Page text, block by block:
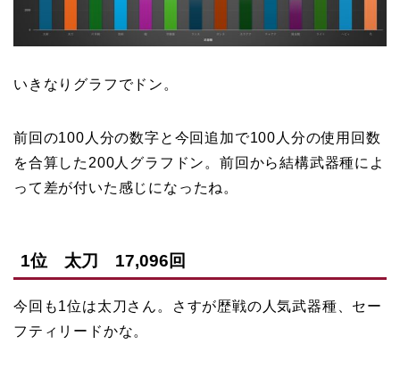
いきなりグラフでドン。
前回の100人分の数字と今回追加で100人分の使用回数
を合算した200人グラフドン。前回から結構武器種によ
って差が付いた感じになったね。
1位 太刀 17,096回
今回も1位は太刀さん。さすが歴戦の人気武器種、セー
フティリードかな。